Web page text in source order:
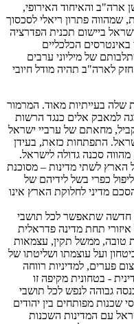
ארה"ב והאיחוד האירופי,
שמהווה פתרון ריאלי לסכסוך
ביישום תכנית הפדרציה
הכלכליים
של מיליוני ערבים
לארה"ב תהיה מודל חיובי
שלה בעייתיות מאוד. המרמור
למאבק אלים כנגד הרשות
מחאתם של ערביי ישראל
התפתחות כזאת, בעידן
סכנה גדולה לישראל.
הארץ לשתי מדינות – מסוכנת
כפרי בשל לידיהם של
מדיני לחלוקת הארץ אינו
חדשה שתאפשר לכל תושבי
תחת מדינה פדראלית
טובה, ממשל תקין, עצמאות
ועל עוצמתו ושליטתו של
פערים, למדיניות רווחה
- בטחונית מקיפה זו
גבוהה לנפש לכל תושבי
שכנות מפותחים בין יהודים
עם המדינות השכנות